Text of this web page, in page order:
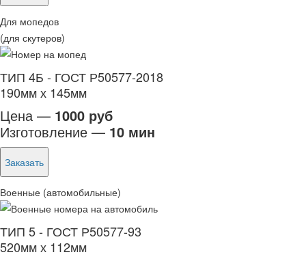
Для мопедов
(для скутеров)
ТИП 4Б - ГОСТ Р50577-2018
190мм х 145мм
Цена — 1000 руб
Изготовление — 10 мин
Заказать
Военные (автомобильные)
ТИП 5 - ГОСТ Р50577-93
520мм х 112мм